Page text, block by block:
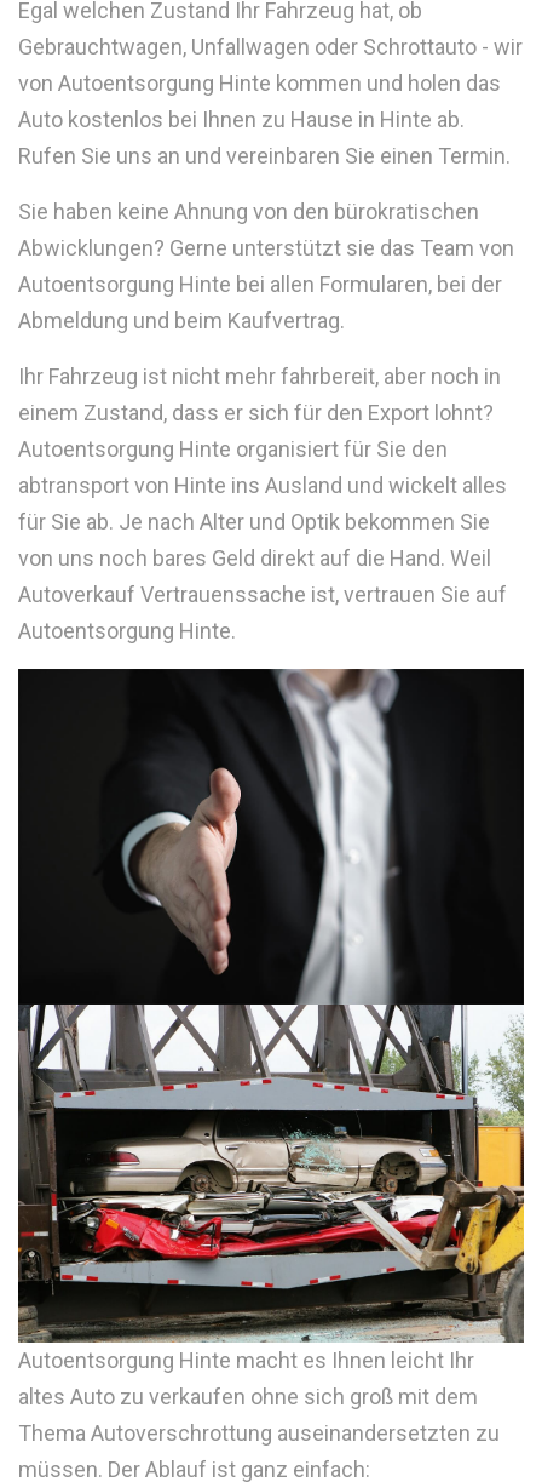
Egal welchen Zustand Ihr Fahrzeug hat, ob
Gebrauchtwagen, Unfallwagen oder Schrottauto - wir
von Autoentsorgung Hinte kommen und holen das
Auto kostenlos bei Ihnen zu Hause in Hinte ab.
Rufen Sie uns an und vereinbaren Sie einen Termin.
Sie haben keine Ahnung von den bürokratischen
Abwicklungen? Gerne unterstützt sie das Team von
Autoentsorgung Hinte bei allen Formularen, bei der
Abmeldung und beim Kaufvertrag.
Ihr Fahrzeug ist nicht mehr fahrbereit, aber noch in
einem Zustand, dass er sich für den Export lohnt?
Autoentsorgung Hinte organisiert für Sie den
abtransport von Hinte ins Ausland und wickelt alles
für Sie ab. Je nach Alter und Optik bekommen Sie
von uns noch bares Geld direkt auf die Hand. Weil
Autoverkauf Vertrauenssache ist, vertrauen Sie auf
Autoentsorgung Hinte.
Autoentsorgung Hinte macht es Ihnen leicht Ihr
altes Auto zu verkaufen ohne sich groß mit dem
Thema Autoverschrottung auseinandersetzten zu
müssen. Der Ablauf ist ganz einfach: